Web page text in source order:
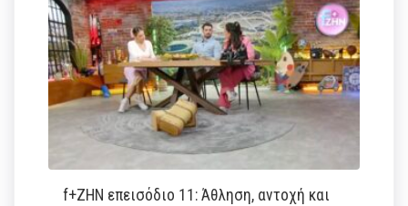
f+ΖΗΝ επεισόδιο 11: Άθληση, αντοχή και